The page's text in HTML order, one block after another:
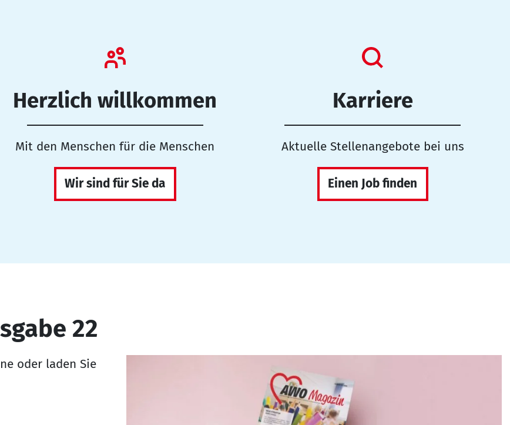
Herzlich willkommen
Mit den Menschen für die Menschen
Wir sind für Sie da
Karriere
Aktuelle Stellenangebote bei uns
Einen Job finden
22
oder laden Sie